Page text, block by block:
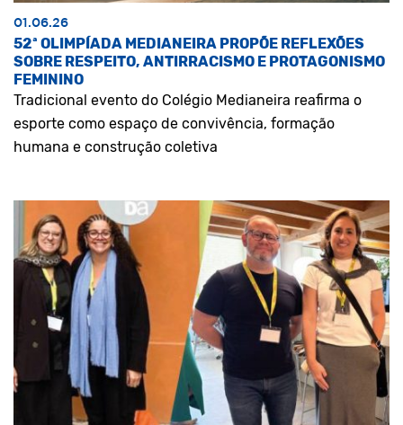
01.06.26
52ª OLIMPÍADA MEDIANEIRA PROPÕE REFLEXÕES
SOBRE RESPEITO, ANTIRRACISMO E PROTAGONISMO
FEMININO
Tradicional evento do Colégio Medianeira reafirma o
esporte como espaço de convivência, formação
humana e construção coletiva